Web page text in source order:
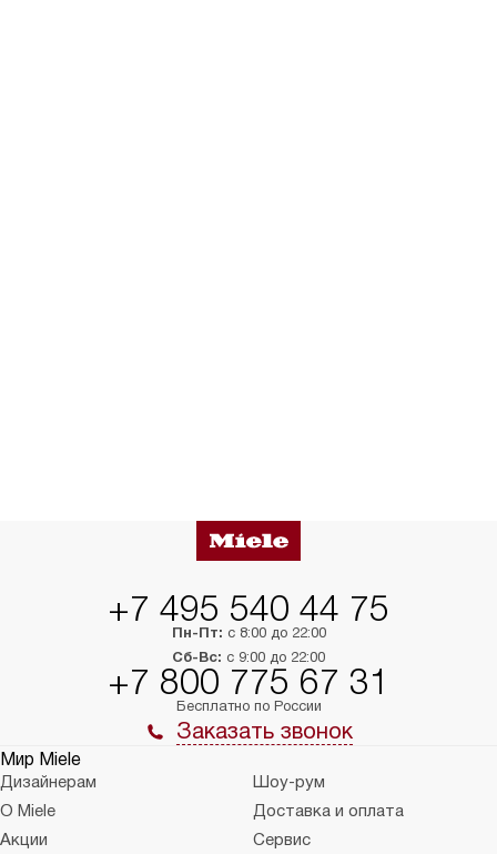
+7 495 540 44 75
Пн-Пт: с 8:00 до 22:00
Сб-Вс: с 9:00 до 22:00
+7 800 775 67 31
Бесплатно по России
Заказать звонок
Мир Miele
Дизайнерам
Шоу-рум
О Miele
Доставка и оплата
Акции
Сервис